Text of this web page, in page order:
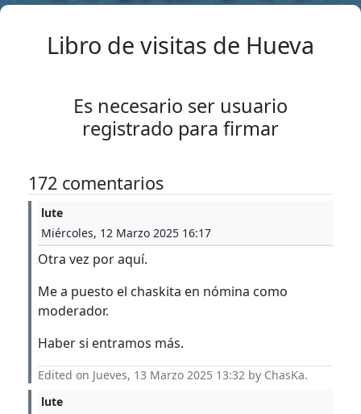
Libro de visitas de Hueva
Es necesario ser usuario
registrado para firmar
172 comentarios
lute
Miércoles, 12 Marzo 2025 16:17
Otra vez por aquí.
Me a puesto el chaskita en nómina como
moderador.
Haber si entramos más.
Edited on Jueves, 13 Marzo 2025 13:32 by ChasKa.
lute